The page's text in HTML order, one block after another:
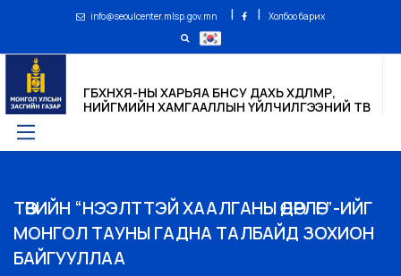
info@seoulcenter.mlsp.gov.mn | | Холбоо барих
ГБХНХЯ-НЫ ХАРЬЯА БНСУ ДАХЬ ХӨДӨЛМӨР,
НИЙГМИЙН ХАМГААЛЛЫН ҮЙЛЧИЛГЭЭНИЙ ТӨВ
ТӨВИЙН “НЭЭЛТТЭЙ ХААЛГАНЫ ӨДӨРЛӨГ”-ИЙГ
МОНГОЛ ТАУНЫ ГАДНА ТАЛБАЙД ЗОХИОН
БАЙГУУЛЛАА